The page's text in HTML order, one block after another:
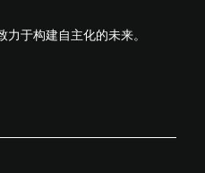
于构建自主化的未来。